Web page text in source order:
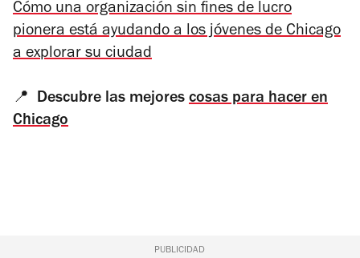
Cómo una organización sin fines de lucro
pionera está ayudando a los jóvenes de Chicago
a explorar su ciudad
📍 Descubre las mejores cosas para hacer en
Chicago
PUBLICIDAD